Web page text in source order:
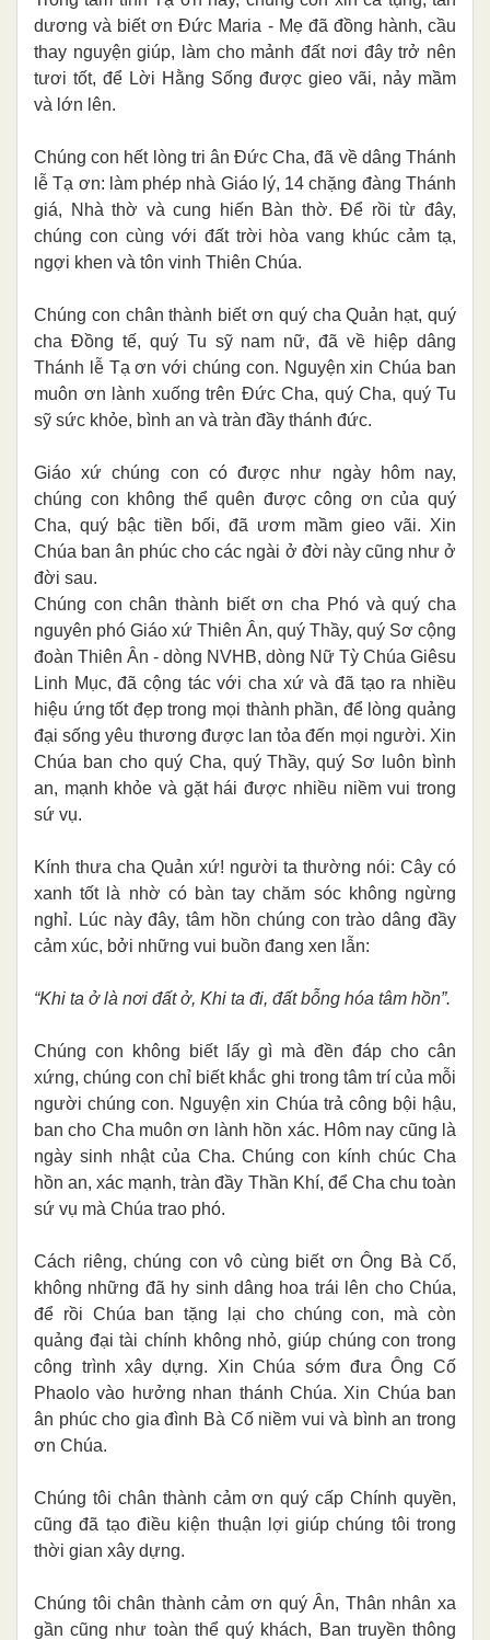
dương và biết ơn Đức Maria - Mẹ đã đồng hành, cầu
thay nguyện giúp, làm cho mảnh đất nơi đây trở nên
tươi tốt, để Lời Hằng Sống được gieo vãi, nảy mầm
và lớn lên.
Chúng con hết lòng tri ân Đức Cha, đã về dâng Thánh
lễ Tạ ơn: làm phép nhà Giáo lý, 14 chặng đàng Thánh
giá, Nhà thờ và cung hiến Bàn thờ. Để rồi từ đây,
chúng con cùng với đất trời hòa vang khúc cảm tạ,
ngợi khen và tôn vinh Thiên Chúa.
Chúng con chân thành biết ơn quý cha Quản hạt, quý
cha Đồng tế, quý Tu sỹ nam nữ, đã về hiệp dâng
Thánh lễ Tạ ơn với chúng con. Nguyện xin Chúa ban
muôn ơn lành xuống trên Đức Cha, quý Cha, quý Tu
sỹ sức khỏe, bình an và tràn đầy thánh đức.
Giáo xứ chúng con có được như ngày hôm nay,
chúng con không thể quên được công ơn của quý
Cha, quý bậc tiền bối, đã ươm mầm gieo vãi. Xin
Chúa ban ân phúc cho các ngài ở đời này cũng như ở
đời sau.
Chúng con chân thành biết ơn cha Phó và quý cha
nguyên phó Giáo xứ Thiên Ân, quý Thầy, quý Sơ cộng
đoàn Thiên Ân - dòng NVHB, dòng Nữ Tỳ Chúa Giêsu
Linh Mục, đã cộng tác với cha xứ và đã tạo ra nhiều
hiệu ứng tốt đẹp trong mọi thành phần, để lòng quảng
đại sống yêu thương được lan tỏa đến mọi người. Xin
Chúa ban cho quý Cha, quý Thầy, quý Sơ luôn bình
an, mạnh khỏe và gặt hái được nhiều niềm vui trong
sứ vụ.
Kính thưa cha Quản xứ! người ta thường nói: Cây có
xanh tốt là nhờ có bàn tay chăm sóc không ngừng
nghỉ. Lúc này đây, tâm hồn chúng con trào dâng đầy
cảm xúc, bởi những vui buồn đang xen lẫn:
“Khi ta ở là nơi đất ở, Khi ta đi, đất bỗng hóa tâm hồn”.
Chúng con không biết lấy gì mà đền đáp cho cân
xứng, chúng con chỉ biết khắc ghi trong tâm trí của mỗi
người chúng con. Nguyện xin Chúa trả công bội hậu,
ban cho Cha muôn ơn lành hồn xác. Hôm nay cũng là
ngày sinh nhật của Cha. Chúng con kính chúc Cha
hồn an, xác mạnh, tràn đầy Thần Khí, để Cha chu toàn
sứ vụ mà Chúa trao phó.
Cách riêng, chúng con vô cùng biết ơn Ông Bà Cố,
không những đã hy sinh dâng hoa trái lên cho Chúa,
để rồi Chúa ban tặng lại cho chúng con, mà còn
quảng đại tài chính không nhỏ, giúp chúng con trong
công trình xây dựng. Xin Chúa sớm đưa Ông Cố
Phaolo vào hưởng nhan thánh Chúa. Xin Chúa ban
ân phúc cho gia đình Bà Cố niềm vui và bình an trong
ơn Chúa.
Chúng tôi chân thành cảm ơn quý cấp Chính quyền,
cũng đã tạo điều kiện thuận lợi giúp chúng tôi trong
thời gian xây dựng.
Chúng tôi chân thành cảm ơn quý Ân, Thân nhân xa
gần cũng như toàn thể quý khách, Ban truyền thông